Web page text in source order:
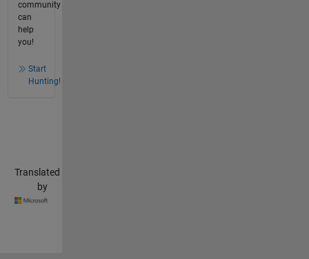
community
can
help
you!
Start
Hunting!
Translated
by